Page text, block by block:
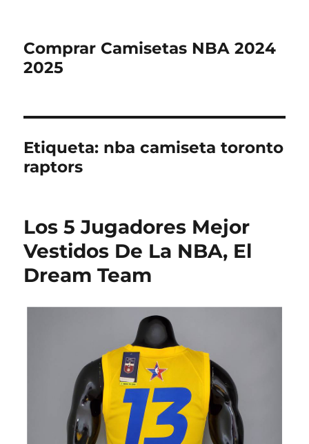
Comprar Camisetas NBA 2024
2025
Etiqueta: nba camiseta toronto
raptors
Los 5 Jugadores Mejor
Vestidos De La NBA, El
Dream Team